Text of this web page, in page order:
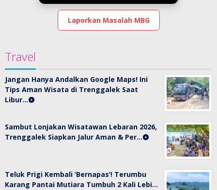
Laporkan Masalah MBG
Travel
Jangan Hanya Andalkan Google Maps! Ini
Tips Aman Wisata di Trenggalek Saat
Libur…
Sambut Lonjakan Wisatawan Lebaran 2026,
Trenggalek Siapkan Jalur Aman & Per…
Teluk Prigi Kembali ‘Bernapas’! Terumbu
Karang Pantai Mutiara Tumbuh 2 Kali Lebi…